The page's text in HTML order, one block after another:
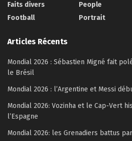
Faits divers
Football
People
Portrait
Articles Récents
Mondial 2026 : Sébastien Migné fait
le Brésil
Mondial 2026 : l’Argentine et Messi
Mondial 2026: Vozinha et le Cap-Vert
l’Espagne
Mondial 2026: les Grenadiers battus par